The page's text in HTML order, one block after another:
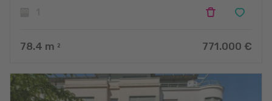
78.4 m 2 771.000 €